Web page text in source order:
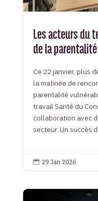
Les acteurs du
de la
Ce 22 janvier, plus
la matinée de
parentalité
travail Santé du
collaboration avec
secteur. Un succès
 29 Jan 2026